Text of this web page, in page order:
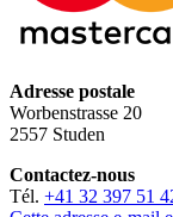
Adresse postale
Worbenstrasse 20
2557 Studen
Contactez-nous
Tél. +41 32 397 51